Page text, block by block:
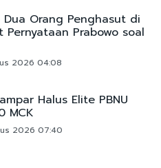
Dua Orang Penghasut di
Pernyataan Prabowo soal
2026 04:08
Halus Elite PBNU
MCK
2026 07:40